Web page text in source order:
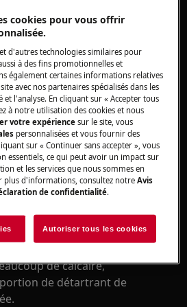
de sorte que le
de la chaudière soit en
en caoutchouc,
de sécurité de la
de la clé plate en bas.
sur un évier et videz
bouilloire.
et de l'eau dans le
de calcaire,
de détartrant de
cookies pour vous offrir
d'autres technologies similaires pour
à des fins promotionnelles et
également certaines informations relatives
avec nos partenaires spécialisés dans les
et l'analyse. En cliquant sur « Accepter tous
à notre utilisation des cookies et nous
votre expériencesur le site, vous
personnalisées et vous fournir des
sur « Continuer sans accepter », vous
essentiels, ce qui peut avoir un impact sur
et les services que nous sommes en
plus d'informations, consultez notreAvis
de confidentialité.
Autoriser tous les cookies